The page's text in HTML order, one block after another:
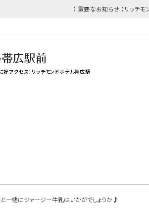
（ 重要なお知らせ ）リッ
アクセス！リッチモンドホテル帯広駅
一緒にジャージー牛乳はいかがでしょうか♪